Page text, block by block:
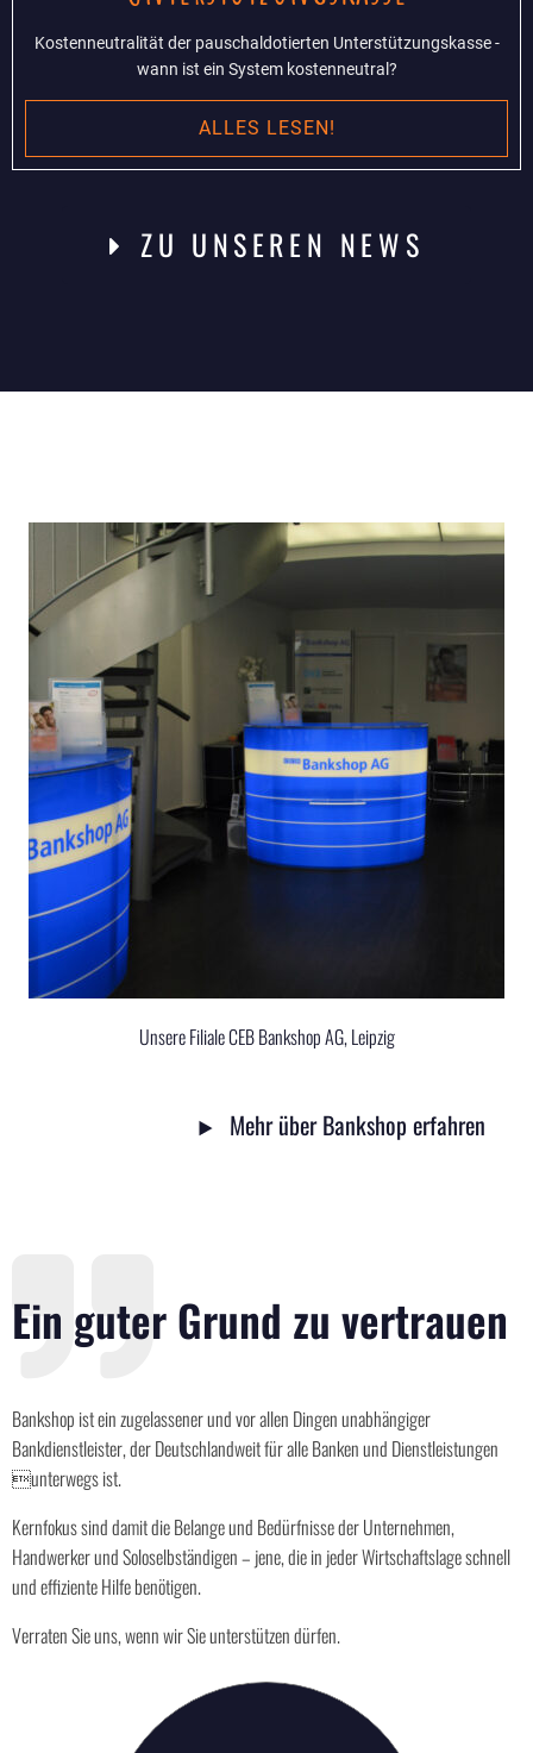
Kostenneutralität der pauschaldotierten Unterstützungskasse -
wann ist ein System kostenneutral?
ALLES LESEN!
ZU UNSEREN NEWS
Unsere Filiale CEB Bankshop AG, Leipzig
Mehr über Bankshop erfahren
Ein guter Grund zu vertrauen
Bankshop ist ein zugelassener und vor allen Dingen unabhängiger
Bankdienstleister, der Deutschlandweit für alle Banken und Dienstleistungen
unterwegs ist.
Kernfokus sind damit die Belange und Bedürfnisse der Unternehmen,
Handwerker und Soloselbständigen – jene, die in jeder Wirtschaftslage schnell
und effiziente Hilfe benötigen.
Verraten Sie uns, wenn wir Sie unterstützen dürfen.